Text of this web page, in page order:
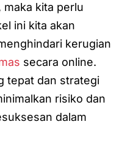
maka kita perlu
ini kita akan
kerugian
secara online.
tepat dan strategi
risiko dan
dalam